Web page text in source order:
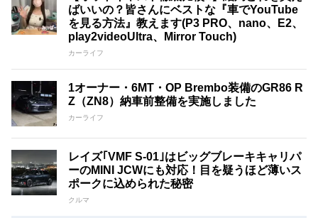
ばいいの？皆さんにベストな『車でYouTube
を見る方法』教えます(P3 PRO、nano、E2、
play2videoUltra、Mirror Touch)
カーライフ
1オーナー・6MT・OP Brembo装備のGR86 R
Z（ZN8）納車前整備を実施しました
カーライフ
レイズ｢VMF S-01｣はビッグブレーキキャリパ
ーのMINI JCWにも対応！目を疑うほど薄いス
ポークに込められた秘密
クルマ